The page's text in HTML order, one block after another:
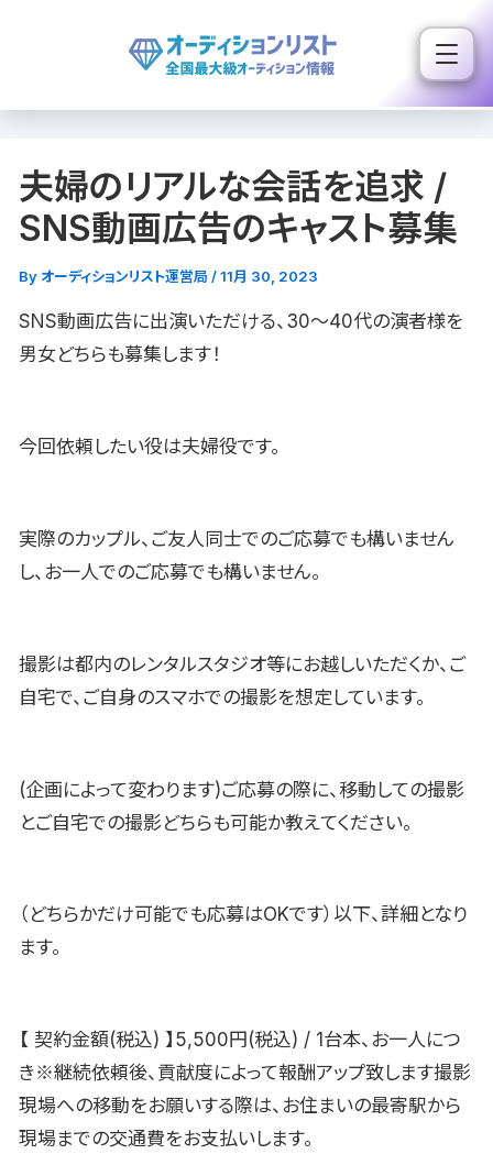
ス
夫婦のリアルな会話を追求 /
SNS動画広告のキャスト募集
By オーディションリスト運営局 /11月 30, 2023
SNS動画広告に出演いただける、30〜40代の演者様を
男女どちらも募集します！
今回依頼したい役は夫婦役です。
実際のカップル、ご友人同士でのご応募でも構いません
し、お一人でのご応募でも構いません。
撮影は都内のレンタルスタジオ等にお越しいただくか、ご
自宅で、ご自身のスマホでの撮影を想定しています。
(企画によって変わります)ご応募の際に、移動しての撮影
とご自宅での撮影どちらも可能か教えてください。
（どちらかだけ可能でも応募はOKです）以下、詳細となり
ます。
【 契約金額(税込) 】5,500円(税込) / 1台本、お一人につ
き※継続依頼後、貢献度によって報酬アップ致します撮影
現場への移動をお願いする際は、お住まいの最寄駅から
現場までの交通費をお支払いします。